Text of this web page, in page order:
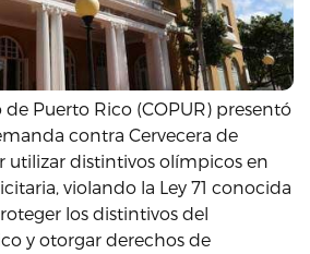
Puerto Rico (COPUR) presentó
contra Cervecera de
utilizar distintivos olímpicos en
violando la Ley 71 conocida
los distintivos del
y otorgar derechos de